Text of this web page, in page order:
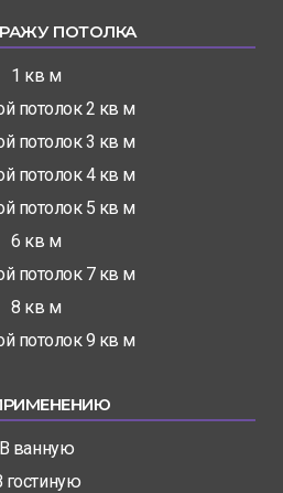
ПОТОЛКА
1 кв м
потолок 2 кв м
потолок 3 кв м
потолок 4 кв м
потолок 5 кв м
6 кв м
потолок 7 кв м
8 кв м
потолок 9 кв м
В ванную
гостиную